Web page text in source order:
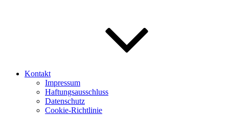
Kontakt
Impressum
Haftungsausschluss
Datenschutz
Cookie-Richtlinie